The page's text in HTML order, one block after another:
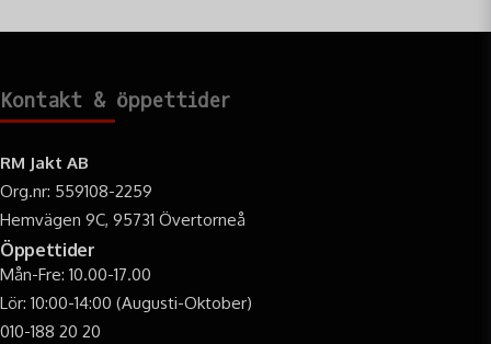
Kontakt & öppettider
RM Jakt AB
Org.nr: 559108-2259
Hemvägen 9C, 95731 Övertorneå
Öppettider
Mån-Fre: 10.00-17.00
Lör: 10:00-14:00 (Augusti-Oktober)
010-188 20 20